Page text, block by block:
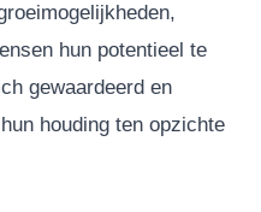
hun potentieel te
gewaardeerd en
houding ten opzichte